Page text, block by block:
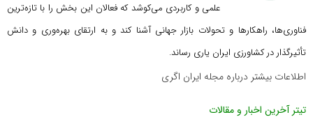
علمی و کاربردی می‌کوشد که فعالان این بخش را با تازه‌ترین
فناوری‌ها، راهکارها و تحولات بازار جهانی آشنا کند و به ارتقای بهره‌وری و دانش
تأثیرگذار در کشاورزی ایران یاری رساند.
اطلاعات بیشتر درباره مجله ایران اگری
تیتر آخرین اخبار و مقالات